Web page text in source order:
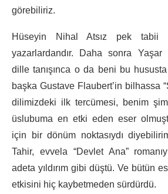
görebiliriz.
Hüseyin Nihal Atsız pek tabii
yazarlardandır. Daha sonra Yaşar
dille tanışınca o da beni bu
başka Gustave Flaubert’in bilhassa
dilimizdeki ilk tercümesi, benim
üslubuma en etki eden eser
için bir dönüm noktasıydı
Tahir, evvela “Devlet Ana”
adeta yıldırım gibi düştü. Ve bütün
etkisini hiç kaybetmeden sürdürdü.